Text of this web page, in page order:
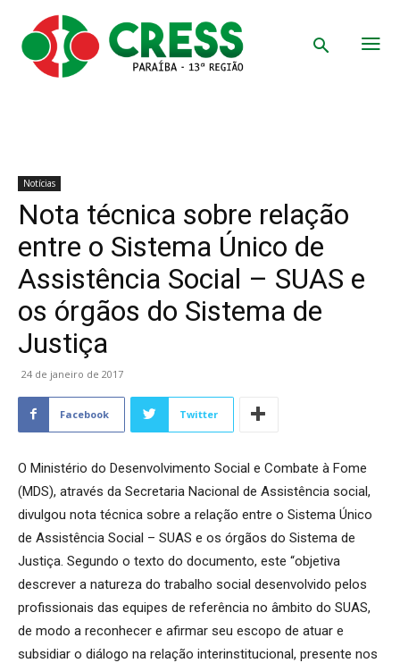
Notícias
Nota técnica sobre relação
entre o Sistema Único de
Assistência Social – SUAS e
os órgãos do Sistema de
Justiça
24 de janeiro de 2017
Facebook Twitter
O Ministério do Desenvolvimento Social e Combate à Fome
(MDS), através da Secretaria Nacional de Assistência social,
divulgou nota técnica sobre a relação entre o Sistema Único
de Assistência Social – SUAS e os órgãos do Sistema de
Justiça. Segundo o texto do documento, este “objetiva
descrever a natureza do trabalho social desenvolvido pelos
profissionais das equipes de referência no âmbito do SUAS,
de modo a reconhecer e afirmar seu escopo de atuar e
subsidiar o diálogo na relação interinstitucional, presente nos